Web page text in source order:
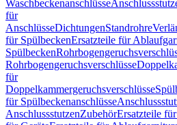
Waschbeckenanschlüsse
für
AnschlüsseDichtungenStandrohre
für SpülbeckenErsatzteile für
Spülbecken
Rohrbogengeruchsverschlüsse
für
Doppelkammergeruchsverschlüsse
für Spülbeckenanschlüsse
AnschlussstutzenZubehörErsatzteile